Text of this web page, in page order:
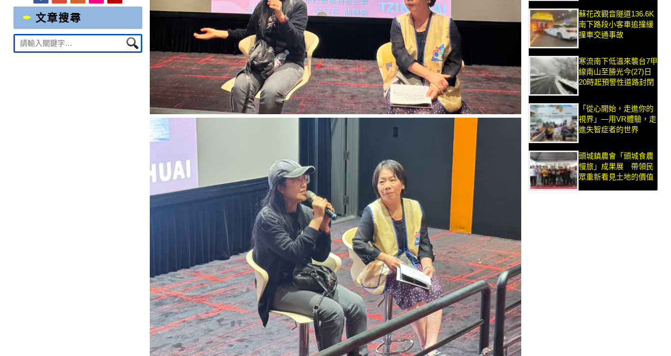
蘇花改觀音隧道136.6K
南下路段小客車追撞緩
撞車交通事故
寒流南下低溫來襲台7甲
線南山至勝光今(27)日
20時起預警性道路封閉
「從心開始，走進你的
視界」—用VR體驗，走
進失智症者的世界
頭城鎮農會「頭城食農
慢旅」成果展 帶領民
眾重新看見土地的價值
文章搜尋
Suche
nach: